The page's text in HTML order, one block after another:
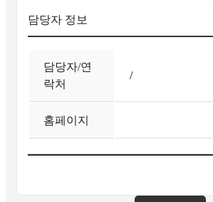
담당자 정보
담당자/연
락처
/
홈페이지